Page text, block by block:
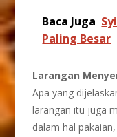
Baca Juga
Paling Besar
Larangan
Apa yang
larangan itu juga
dalam hal